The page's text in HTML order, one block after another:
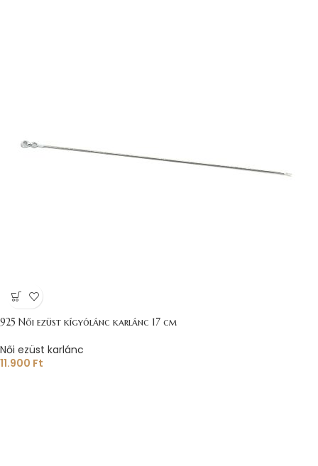
925 Női ezüst kígyólánc karlánc 17 cm
Női ezüst karlánc
11.900 Ft